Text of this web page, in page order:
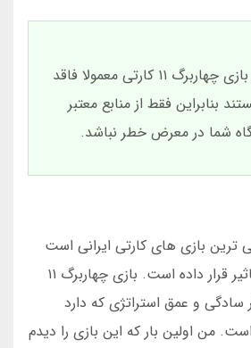
نسخه های قدیمی بازی چهاربرگ ۱۱ کارتی معمولا فاقد
بنابراین فقط از منابع معتبر
شما در معرض خطر نباشد.
ترین بازی های کارتی ایرانی است
که نسل ها را تحت تاثیر قرار داده است. بازی چهاربرگ ۱۱
و عمق استراتژی که دارد
من اولین بار که این بازی را دیدم